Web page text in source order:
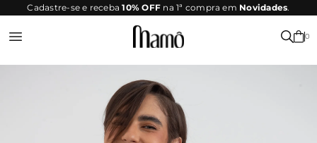
SITE
SEGURO
Cadastre-se e receba10% OFF na 1ª compra em Novidades.
0